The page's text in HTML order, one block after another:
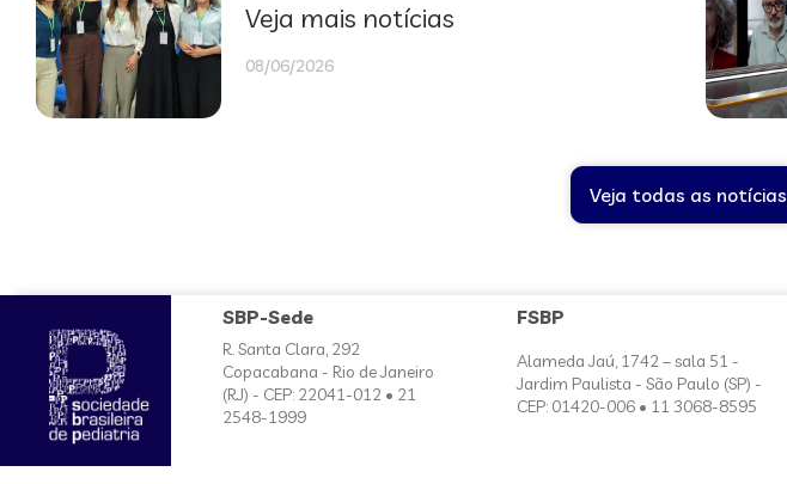
Veja mais notícias
08/06/2026
Veja todas as notícias
SBP-Sede
R. Santa Clara, 292
Copacabana - Rio de Janeiro
(RJ) - CEP: 22041-012 • 21
2548-1999
FSBP
Alameda Jaú, 1742 – sala 51 -
Jardim Paulista - São Paulo (SP) -
CEP: 01420-006 • 11 3068-8595